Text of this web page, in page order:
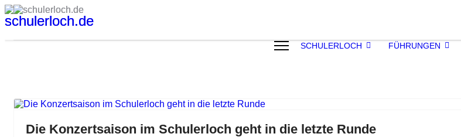
SCHULERLOCH FÜHRUNGEN
Die Konzertsaison im Schulerloch geht in die letzte Runde